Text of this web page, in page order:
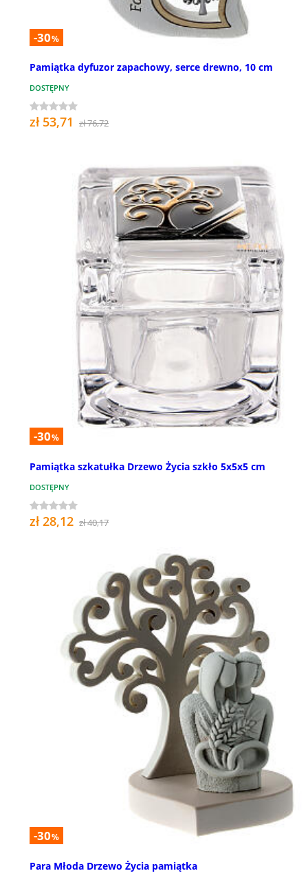
-30%
Pamiątka dyfuzor zapachowy, serce drewno, 10 cm
DOSTĘPNY
zł 53,71 zł 76,72
-30%
Pamiątka szkatułka Drzewo Życia szkło 5x5x5 cm
DOSTĘPNY
zł 28,12 zł 40,17
-30%
Para Młoda Drzewo Życia pamiątka